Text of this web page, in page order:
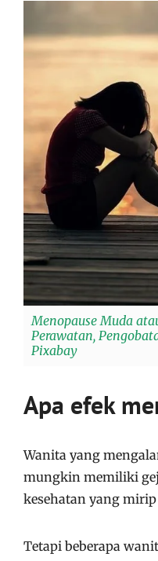
Menopause Muda
Perawatan,
Pixabay
Apa efek
Wanita yang
mungkin memiliki
kesehatan yang mirip
Tetapi beberapa